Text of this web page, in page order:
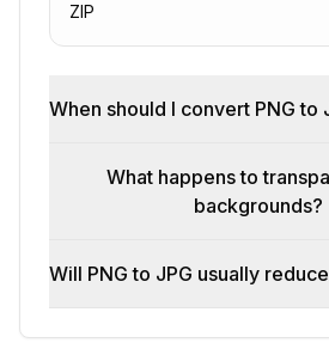
ZIP
When should I convert PNG to
What happens to
backgrounds?
Will PNG to JPG usually